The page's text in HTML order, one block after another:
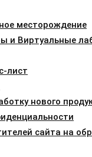
месторождение
и Виртуальные
лист
нового
сайта на